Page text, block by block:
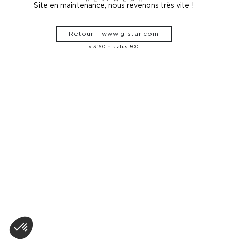
Site en maintenance, nous revenons très vite !
Retour - www.g-star.com
v. 3.16.0 - status: 500